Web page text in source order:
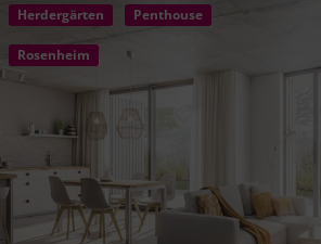
Herdergärten Penthouse
Rosenheim